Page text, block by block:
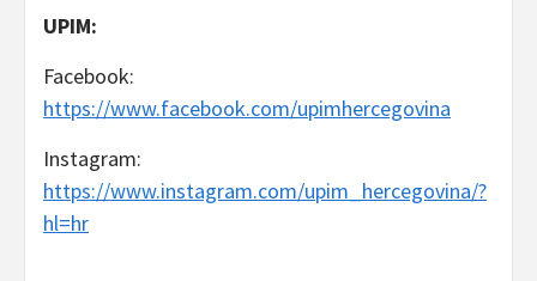
UPIM:
Facebook:
https://www.facebook.com/upimhercegovina
Instagram:
https://www.instagram.com/upim_hercegovina/?
hl=hr